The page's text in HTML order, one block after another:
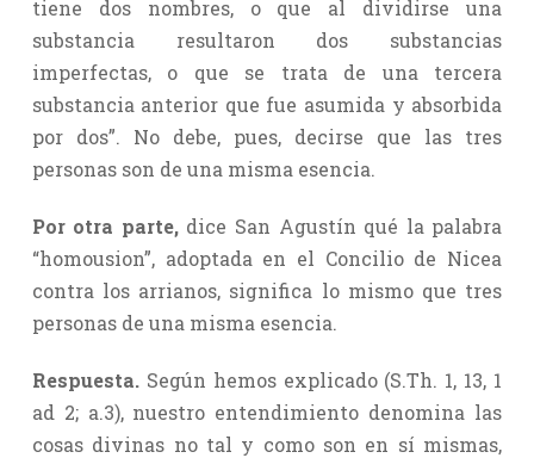
tiene dos nombres, o que al dividirse una
substancia resultaron dos substancias
imperfectas, o que se trata de una tercera
substancia anterior que fue asumida y absorbida
por dos”. No debe, pues, decirse que las tres
personas son de una misma esencia.
Por otra parte,dice San Agustín qué la palabra
“homousion”, adoptada en el Concilio de Nicea
contra los arrianos, significa lo mismo que tres
personas de una misma esencia.
Respuesta.Según hemos explicado (S.Th. 1, 13, 1
ad 2; a.3), nuestro entendimiento denomina las
cosas divinas no tal y como son en sí mismas,